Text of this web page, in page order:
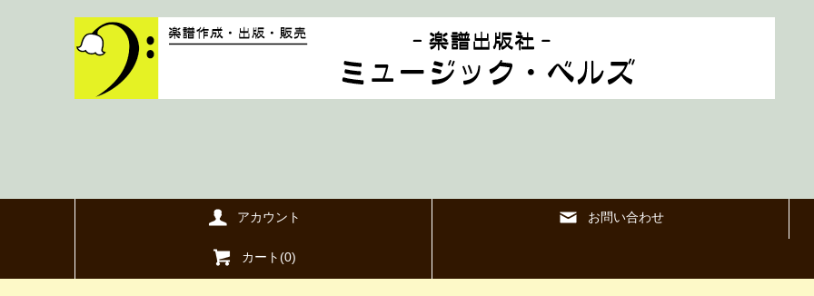
アカウント お問い合わせ
カート(0)